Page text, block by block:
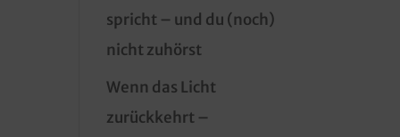
spricht – und du (noch)
nicht zuhörst
Wenn das Licht
zurückkehrt –